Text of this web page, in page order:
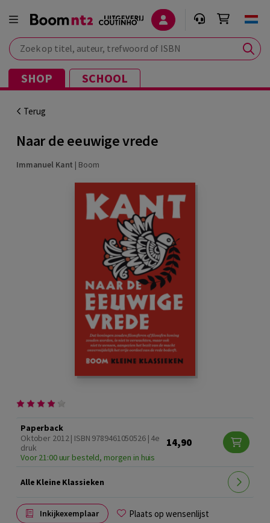
Zoek op titel, auteur, trefwoord of ISBN
SHOP SCHOOL
Terug
Naar de eeuwige vrede
Immanuel Kant | Boom
Paperback
Oktober 2012 | ISBN 9789461050526 | 4e
druk
Voor 21:00 uur besteld, morgen in huis
14,90
Alle Kleine Klassieken
Inkijkexemplaar Plaats op wensenlijst